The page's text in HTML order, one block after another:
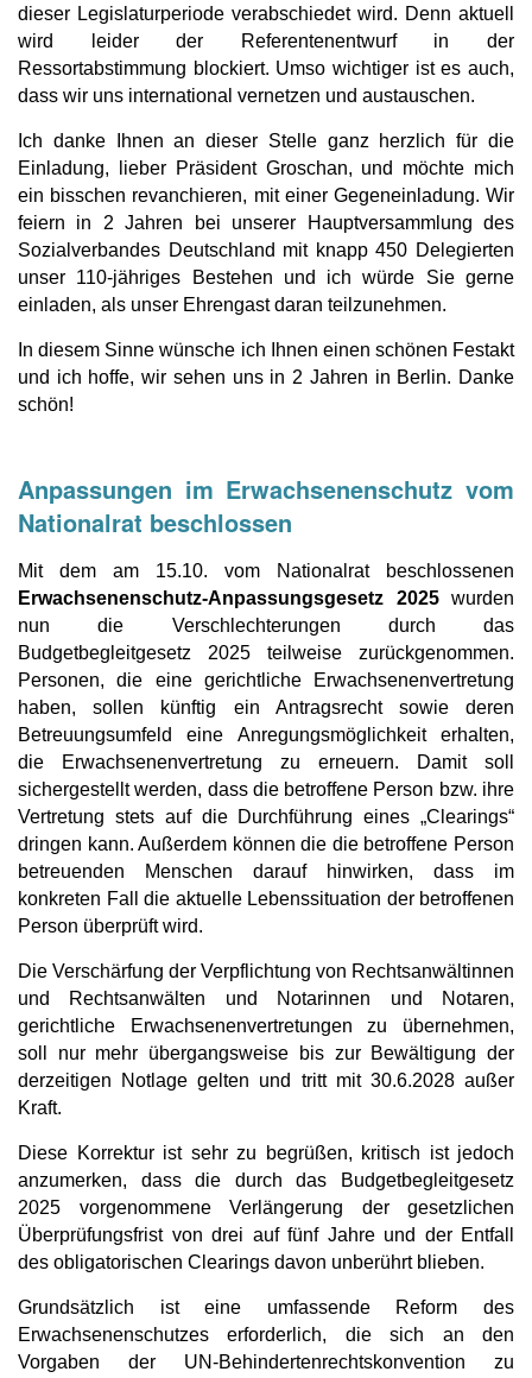
dieser Legislaturperiode verabschiedet wird. Denn aktuell
wird leider der Referentenentwurf in der
Ressortabstimmung blockiert. Umso wichtiger ist es auch,
dass wir uns international vernetzen und austauschen.
Ich danke Ihnen an dieser Stelle ganz herzlich für die
Einladung, lieber Präsident Groschan, und möchte mich
ein bisschen revanchieren, mit einer Gegeneinladung. Wir
feiern in 2 Jahren bei unserer Hauptversammlung des
Sozialverbandes Deutschland mit knapp 450 Delegierten
unser 110-jähriges Bestehen und ich würde Sie gerne
einladen, als unser Ehrengast daran teilzunehmen.
In diesem Sinne wünsche ich Ihnen einen schönen Festakt
und ich hoffe, wir sehen uns in 2 Jahren in Berlin. Danke
schön!
Anpassungen im Erwachsenenschutz vom
Nationalrat beschlossen
Mit dem am 15.10. vom Nationalrat beschlossenen
Erwachsenenschutz-Anpassungsgesetz 2025 wurden
nun die Verschlechterungen durch das
Budgetbegleitgesetz 2025 teilweise zurückgenommen.
Personen, die eine gerichtliche Erwachsenenvertretung
haben, sollen künftig ein Antragsrecht sowie deren
Betreuungsumfeld eine Anregungsmöglichkeit erhalten,
die Erwachsenenvertretung zu erneuern. Damit soll
sichergestellt werden, dass die betroffene Person bzw. ihre
Vertretung stets auf die Durchführung eines „Clearings“
dringen kann. Außerdem können die die betroffene Person
betreuenden Menschen darauf hinwirken, dass im
konkreten Fall die aktuelle Lebenssituation der betroffenen
Person überprüft wird.
Die Verschärfung der Verpflichtung von Rechtsanwältinnen
und Rechtsanwälten und Notarinnen und Notaren,
gerichtliche Erwachsenenvertretungen zu übernehmen,
soll nur mehr übergangsweise bis zur Bewältigung der
derzeitigen Notlage gelten und tritt mit 30.6.2028 außer
Kraft.
Diese Korrektur ist sehr zu begrüßen, kritisch ist jedoch
anzumerken, dass die durch das Budgetbegleitgesetz
2025 vorgenommene Verlängerung der gesetzlichen
Überprüfungsfrist von drei auf fünf Jahre und der Entfall
des obligatorischen Clearings davon unberührt blieben.
Grundsätzlich ist eine umfassende Reform des
Erwachsenenschutzes erforderlich, die sich an den
Vorgaben der UN-Behindertenrechtskonvention zu